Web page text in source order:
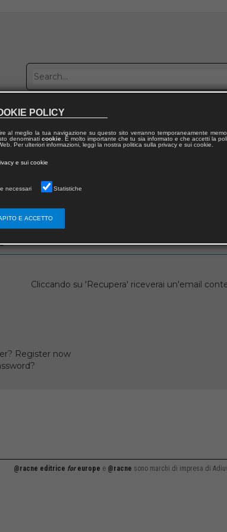
with us
email che hai fornito in fase di registrazione
Cliccando su 'Recupera' riceverai un'email
Register now
@racne editrice foreurope e @racne sono marchi di impresa di
POLICY
al meglio la tua navigazione su questo sito verranno temporaneamente
denominati cookie. È molto importante che tu sia informato e che accetti la
Per ulteriori informazioni, leggi la nostra politica sulla privacy e sui cookie.
e sui cookie
necessari Statistiche
E ACCETTO